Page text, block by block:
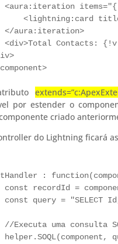
<aura:iteration
<lightning:card
</aura:iteration>
<div>Total Contacts:
por estender o
criado
do Lightning ficará
:
const recordId =
const query = "SELECT
//Executa uma consulta
helper.SOQL(component,